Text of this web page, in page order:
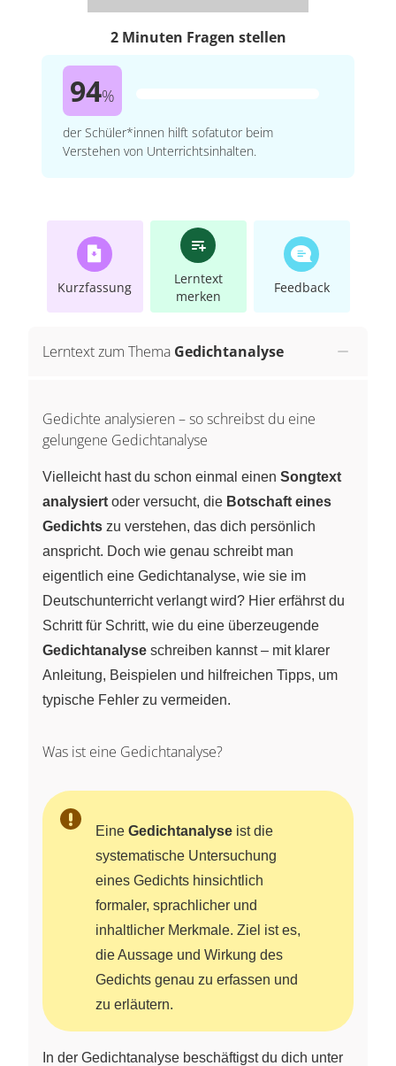
2 Minuten Fragen stellen
94%
der Schüler*innen hilft sofatutor beim
Verstehen von Unterrichtsinhalten.
Kurzfassung
Lerntext
merken
Feedback
Lerntext zum Thema Gedichtanalyse
Gedichte analysieren – so schreibst du eine
gelungene Gedichtanalyse
Vielleicht hast du schon einmal einen Songtext
analysiert oder versucht, die Botschaft eines
Gedichts zu verstehen, das dich persönlich
anspricht. Doch wie genau schreibt man
eigentlich eine Gedichtanalyse, wie sie im
Deutschunterricht verlangt wird? Hier erfährst du
Schritt für Schritt, wie du eine überzeugende
Gedichtanalyse schreiben kannst – mit klarer
Anleitung, Beispielen und hilfreichen Tipps, um
typische Fehler zu vermeiden.
Was ist eine Gedichtanalyse?
Eine Gedichtanalyse ist die
systematische Untersuchung
eines Gedichts hinsichtlich
formaler, sprachlicher und
inhaltlicher Merkmale. Ziel ist es,
die Aussage und Wirkung des
Gedichts genau zu erfassen und
zu erläutern.
In der Gedichtanalyse beschäftigst du dich unter